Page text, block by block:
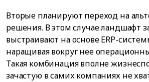
Вторые планируют переход на
решения. В этом случае ландшафт
выстраивают на основе ERP-
наращивая вокруг нее
Такая комбинация вполне
зачастую в самих компаниях не